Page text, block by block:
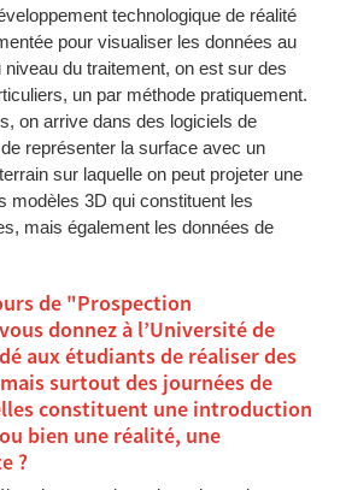
technologique de réalité
pour visualiser les données au
du traitement, on est sur des
un par méthode pratiquement.
on arrive dans des logiciels de
représenter la surface avec un
sur laquelle on peut projeter une
modèles 3D qui constituent les
mais également les données de
de "Prospection
donnez à l’Université de
aux étudiants de réaliser des
surtout des journées de
constituent une introduction
bien une réalité, une
?